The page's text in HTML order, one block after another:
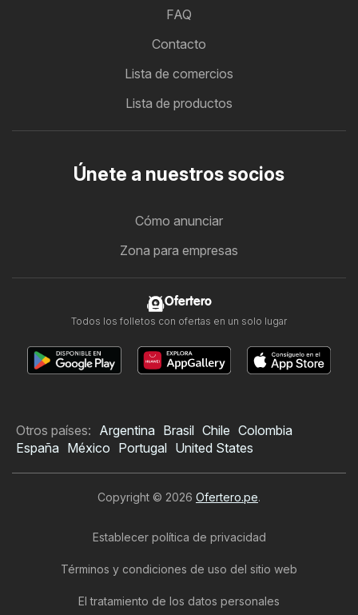
FAQ
Contacto
Lista de comercios
Lista de productos
Únete a nuestros socios
Cómo anunciar
Zona para empresas
Ofertero
Todos los folletos con ofertas en un solo lugar
Otros países: Argentina Brasil Chile Colombia
España México Portugal United States
Copyright © 2026 Ofertero.pe.
Establecer política de privacidad
Términos y condiciones de uso del sitio web
El tratamiento de los datos personales